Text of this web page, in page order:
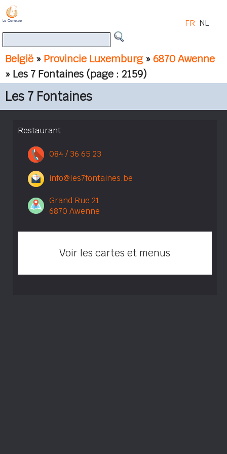
België » Provincie Luxemburg»6870 Awenne
» Les 7 Fontaines (page : 2159)
FR NL
Les 7 Fontaines
Restaurant
084 / 36 65 23
info@les7fontaines.be
Grand Rue 21
6870 Awenne
Voir les cartes et menus